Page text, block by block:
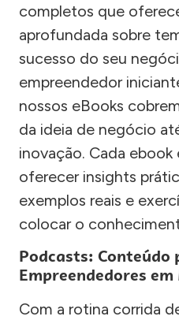
completos que
aprofundada sobre
sucesso do seu
empreendedor
nossos eBooks
da ideia de negócio
inovação. Cada
oferecer insights
exemplos reais e
colocar o
Podcasts: Conteúdo
Empreendedores
Com a rotina corrida